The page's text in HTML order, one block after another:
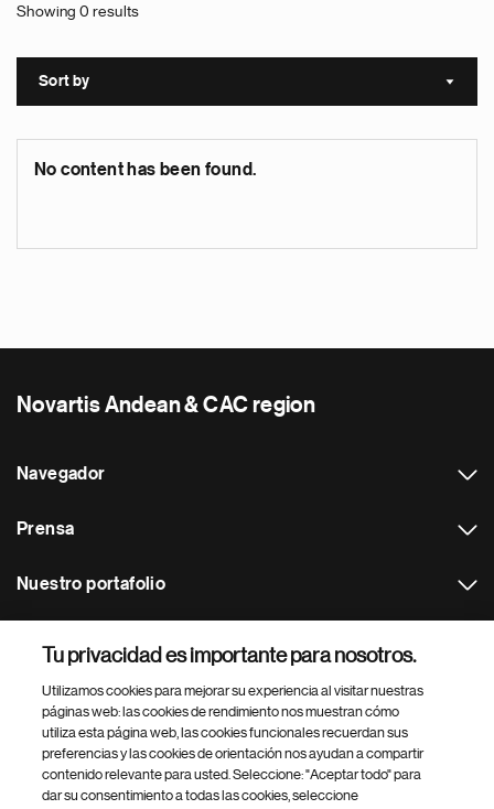
Showing 0 results
Sort by Sort
No content has been found.
Novartis Andean & CAC region
Navegador
Prensa
Nuestro portafolio
Footer Site Search
Tu privacidad es importante para nosotros.
Utilizamos cookies para mejorar su experiencia al visitar nuestras
páginas web: las cookies de rendimiento nos muestran cómo
utiliza esta página web, las cookies funcionales recuerdan sus
preferencias y las cookies de orientación nos ayudan a compartir
contenido relevante para usted. Seleccione: "Aceptar todo" para
dar su consentimiento a todas las cookies, seleccione